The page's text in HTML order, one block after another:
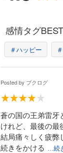
感情タグ
＃ハッピー
Posted by ブクログ
蒼の国の王弟雷牙
けれど、最後の最
結局痛々しく疲弊
続きをかける
...